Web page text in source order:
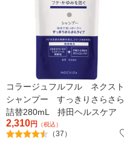
コラージュフルフル ネクスト
シャンプー すっきりさらさら
詰替280mL 持田ヘルスケア
2,310円 （税込）
（37）